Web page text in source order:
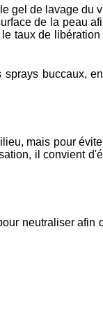
gel de lavage du
de la peau
taux de
buccaux,
mais pour
il convient
neutraliser afin